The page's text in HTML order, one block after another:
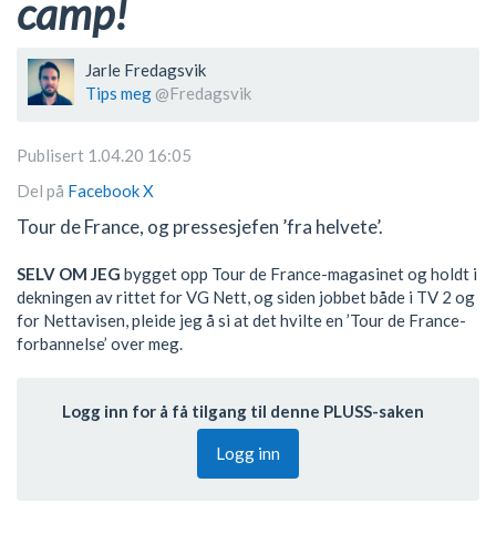
camp!
Jarle Fredagsvik
Tips meg @Fredagsvik
Publisert 1.04.20 16:05
Del på FacebookX
Tour de France, og pressesjefen ’fra helvete’.
SELV OM JEG bygget opp Tour de France-magasinet og holdt i
dekningen av rittet for VG Nett, og siden jobbet både i TV 2 og
for Nettavisen, pleide jeg å si at det hvilte en ’Tour de France-
forbannelse’ over meg.
Logg inn for å få tilgang til denne PLUSS-saken
Logg inn